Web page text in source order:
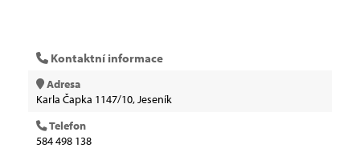
Kontaktní informace
Adresa
Karla Čapka 1147/10, Jeseník
Telefon
584 498 138